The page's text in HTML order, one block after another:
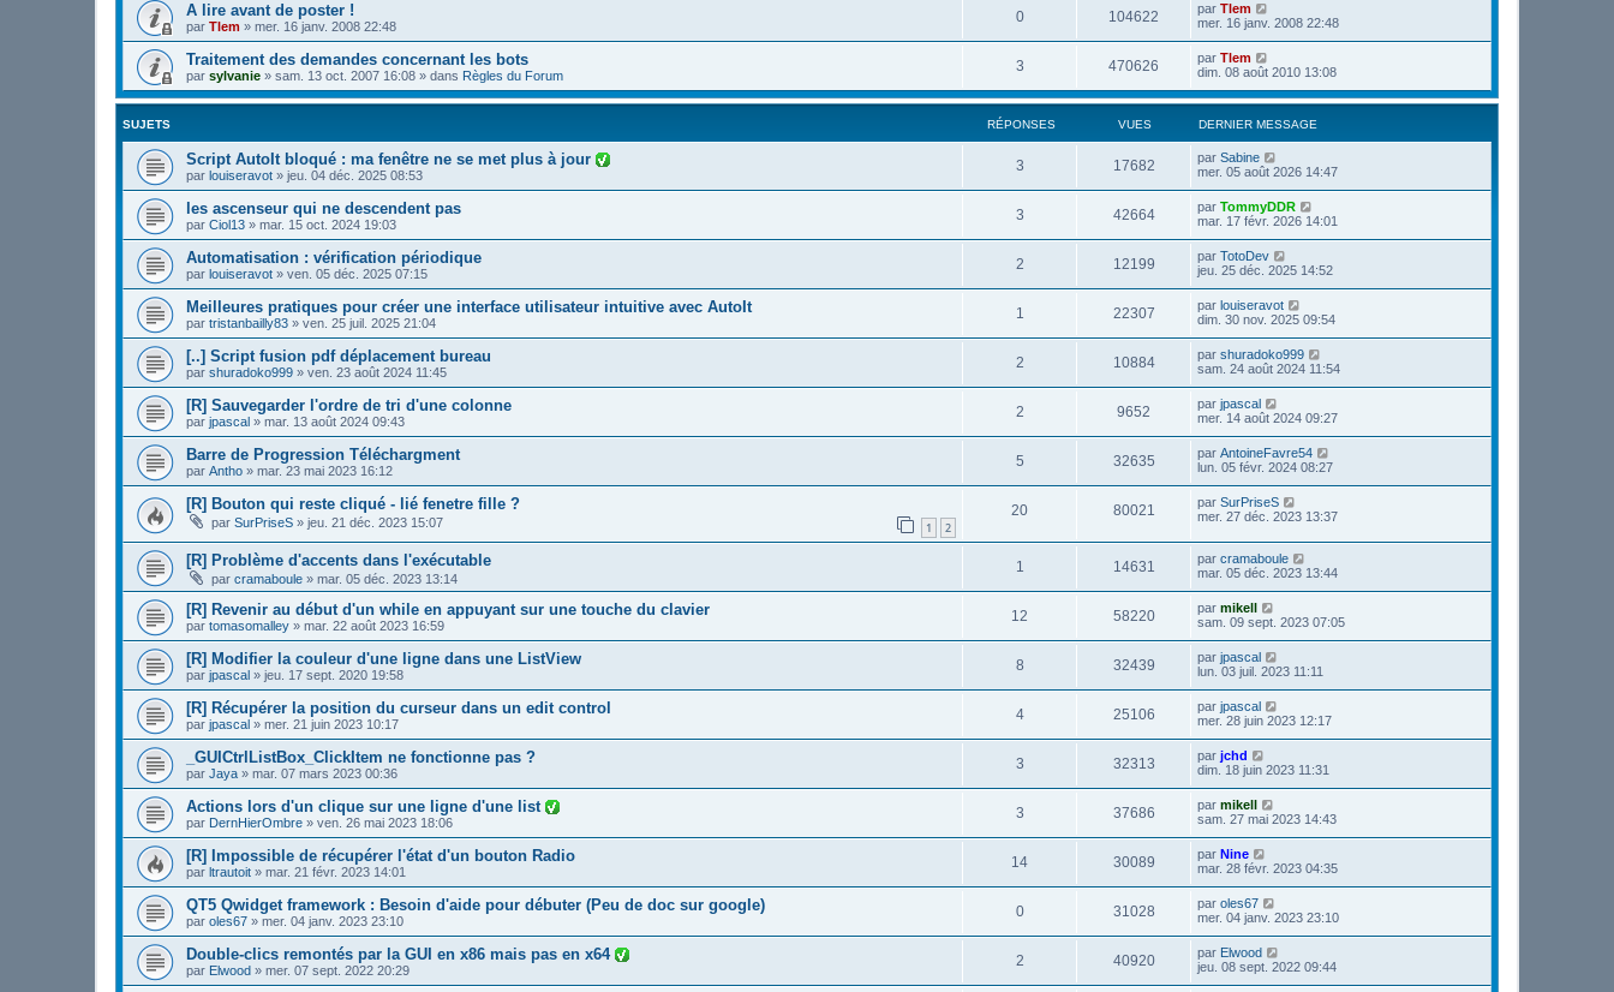
A lire avant de poster !
par Tlem » mer. 16 janv. 2008 22:48
0 104622 par Tlem
mer. 16 janv. 2008 22:48
Traitement des demandes concernant les bots
par sylvanie » sam. 13 oct. 2007 16:08 » dans Règles du Forum
3 470626 par Tlem
dim. 08 août 2010 13:08
SUJETS RÉPONSES VUES DERNIER MESSAGE
Script AutoIt bloqué : ma fenêtre ne se met plus à jour
par louiseravot » jeu. 04 déc. 2025 08:53
3 17682 par Sabine
mer. 05 août 2026 14:47
les ascenseur qui ne descendent pas
par Ciol13 » mar. 15 oct. 2024 19:03
3 42664 par TommyDDR
mar. 17 févr. 2026 14:01
Automatisation : vérification périodique
par louiseravot » ven. 05 déc. 2025 07:15
2 12199 par TotoDev
jeu. 25 déc. 2025 14:52
Meilleures pratiques pour créer une interface utilisateur intuitive avec AutoIt
par tristanbailly83 » ven. 25 juil. 2025 21:04
1 22307 par louiseravot
dim. 30 nov. 2025 09:54
[..] Script fusion pdf déplacement bureau
par shuradoko999 » ven. 23 août 2024 11:45
2 10884 par shuradoko999
sam. 24 août 2024 11:54
[R] Sauvegarder l'ordre de tri d'une colonne
par jpascal » mar. 13 août 2024 09:43
2 9652 par jpascal
mer. 14 août 2024 09:27
Barre de Progression Téléchargment
par Antho » mar. 23 mai 2023 16:12
5 32635 par AntoineFavre54
lun. 05 févr. 2024 08:27
[R] Bouton qui reste cliqué - lié fenetre fille ?
par SurPriseS » jeu. 21 déc. 2023 15:07 1 2
20 80021 par SurPriseS
mer. 27 déc. 2023 13:37
[R] Problème d'accents dans l'exécutable
par cramaboule » mar. 05 déc. 2023 13:14
1 14631 par cramaboule
mar. 05 déc. 2023 13:44
[R] Revenir au début d'un while en appuyant sur une touche du clavier
par tomasomalley » mar. 22 août 2023 16:59
12 58220 par mikell
sam. 09 sept. 2023 07:05
[R] Modifier la couleur d'une ligne dans une ListView
par jpascal » jeu. 17 sept. 2020 19:58
8 32439 par jpascal
lun. 03 juil. 2023 11:11
[R] Récupérer la position du curseur dans un edit control
par jpascal » mer. 21 juin 2023 10:17
4 25106 par jpascal
mer. 28 juin 2023 12:17
_GUICtrlListBox_ClickItem ne fonctionne pas ?
par Jaya » mar. 07 mars 2023 00:36
3 32313 par jchd
dim. 18 juin 2023 11:31
Actions lors d'un clique sur une ligne d'une list
par DernHierOmbre » ven. 26 mai 2023 18:06
3 37686 par mikell
sam. 27 mai 2023 14:43
[R] Impossible de récupérer l'état d'un bouton Radio
par ltrautoit » mar. 21 févr. 2023 14:01
14 30089 par Nine
mar. 28 févr. 2023 04:35
QT5 Qwidget framework : Besoin d'aide pour débuter (Peu de doc sur google)
par oles67 » mer. 04 janv. 2023 23:10
0 31028 par oles67
mer. 04 janv. 2023 23:10
Double-clics remontés par la GUI en x86 mais pas en x64
par Elwood » mer. 07 sept. 2022 20:29
2 40920 par Elwood
jeu. 08 sept. 2022 09:44